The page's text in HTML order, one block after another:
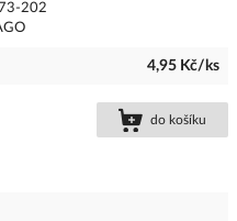
202
4,95 Kč/ks
do košíku